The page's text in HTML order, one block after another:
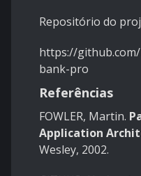
Repositório do
https://
bank-pro
Referências
FOWLER, Martin.
Application
Wesley, 2002.